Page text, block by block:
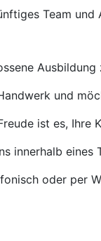
Team
und
ist es, Ihre
innerhalb eines
oder per